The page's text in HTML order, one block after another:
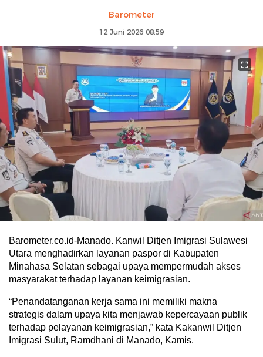
Barometer
12 Juni 2026 08:59
Barometer.co.id-Manado. Kanwil Ditjen Imigrasi Sulawesi
Utara menghadirkan layanan paspor di Kabupaten
Minahasa Selatan sebagai upaya mempermudah akses
masyarakat terhadap layanan keimigrasian.
“Penandatanganan kerja sama ini memiliki makna
strategis dalam upaya kita menjawab kepercayaan publik
terhadap pelayanan keimigrasian,” kata Kakanwil Ditjen
Imigrasi Sulut, Ramdhani di Manado, Kamis.